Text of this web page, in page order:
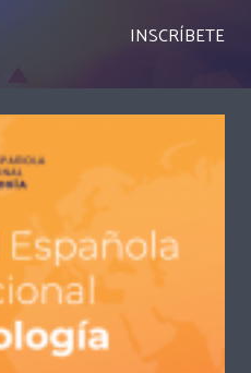
INSCRÍBETE